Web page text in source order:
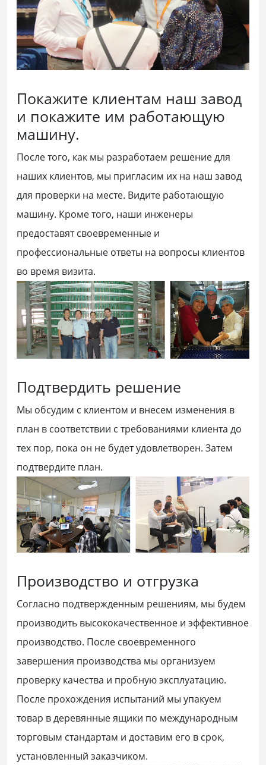
Покажите клиентам наш завод
и покажите им работающую
машину.
После того, как мы разработаем решение для
наших клиентов, мы пригласим их на наш завод
для проверки на месте. Видите работающую
машину. Кроме того, наши инженеры
предоставят своевременные и
профессиональные ответы на вопросы клиентов
во время визита.
Подтвердить решение
Мы обсудим с клиентом и внесем изменения в
план в соответствии с требованиями клиента до
тех пор, пока он не будет удовлетворен. Затем
подтвердите план.
Производство и отгрузка
Согласно подтвержденным решениям, мы будем
производить высококачественное и эффективное
производство. После своевременного
завершения производства мы организуем
проверку качества и пробную эксплуатацию.
После прохождения испытаний мы упакуем
товар в деревянные ящики по международным
торговым стандартам и доставим его в срок,
установленный заказчиком.